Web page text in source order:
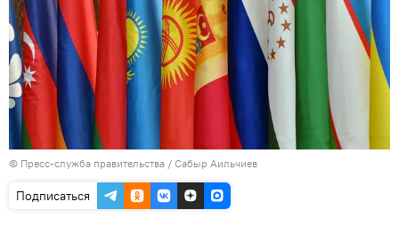
© Пресс-служба правительства / Сабыр Аильчиев
Подписаться